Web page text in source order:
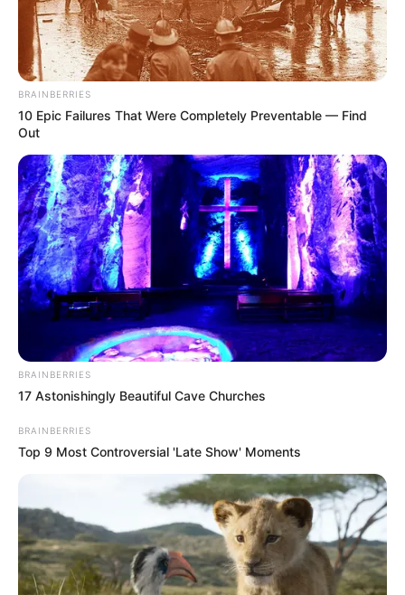
Who Will Be the Next James Bond? Here's What We
Know So Far
BRAINBERRIES
10 World Cup 2026 Facts Every Football Fan Should
Know
BRAINBERRIES
BRAINBERRIES
10 Epic Failures That Were Completely Preventable — Find
Out
BRAINBERRIES
17 Astonishingly Beautiful Cave Churches
BRAINBERRIES
Top 9 Most Controversial 'Late Show' Moments